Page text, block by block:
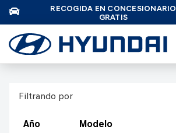
RECOGIDA EN CONCESIONARIO
GRATIS
Filtrando por
Año
Modelo